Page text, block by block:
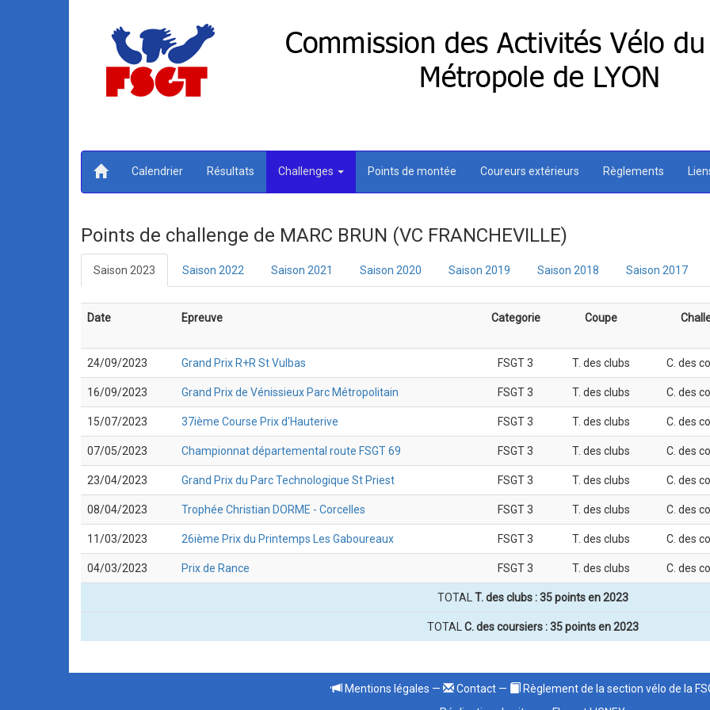
Calendrier Résultats Challenges Points de montée Coureurs extérieurs Règlements
Points de challenge de MARC BRUN (VC FRANCHEVILLE)
Saison 2023 Saison 2022 Saison 2021 Saison 2020 Saison 2019 Saison 2018 Saison 2017
Date Epreuve Categorie Coupe
24/09/2023 Grand Prix R+R St Vulbas FSGT 3 T. des clubs C. des
16/09/2023 Grand Prix de Vénissieux Parc Métropolitain FSGT 3 T. des clubs C. des
15/07/2023 37ième Course Prix d'Hauterive FSGT 3 T. des clubs C. des
07/05/2023 Championnat départemental route FSGT 69 FSGT 3 T. des clubs C. des
23/04/2023 Grand Prix du Parc Technologique St Priest FSGT 3 T. des clubs C. des
08/04/2023 Trophée Christian DORME - Corcelles FSGT 3 T. des clubs C. des
11/03/2023 26ième Prix du Printemps Les Gaboureaux FSGT 3 T. des clubs C. des
04/03/2023 Prix de Rance FSGT 3 T. des clubs C. des
TOTAL T. des clubs : 35 points en 2023
TOTAL C. des coursiers : 35 points en 2023
Mentions légales — Contact—
Règlement de la section vélo de la